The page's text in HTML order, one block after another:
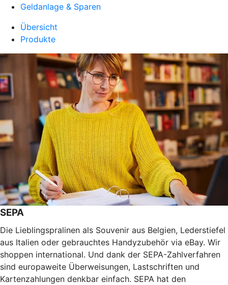
Geldanlage & Sparen
Übersicht
Produkte
SEPA
Die Lieblingspralinen als Souvenir aus Belgien, Lederstiefel
aus Italien oder gebrauchtes Handyzubehör via eBay. Wir
shoppen international. Und dank der SEPA-Zahlverfahren
sind europaweite Überweisungen, Lastschriften und
Kartenzahlungen denkbar einfach. SEPA hat den